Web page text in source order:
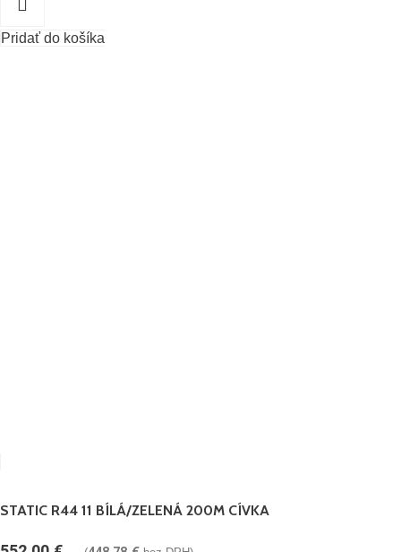
Pridať do košíka
STATIC R44 11 BÍLÁ/ZELENÁ 200M CÍVKA